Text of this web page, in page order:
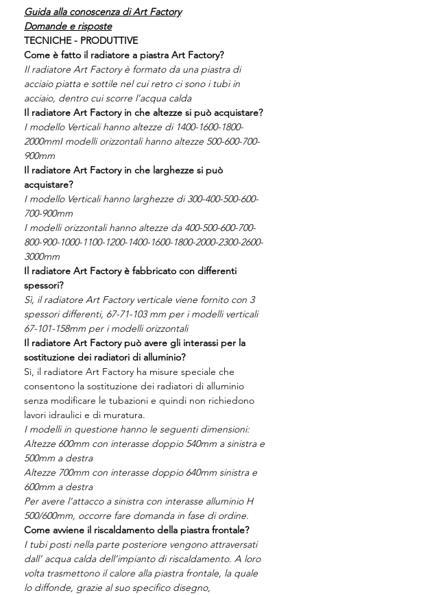
Guida alla conoscenza di Art Factory
Domande e risposte
TECNICHE - PRODUTTIVE
Come è fatto il radiatore a piastra Art Factory?
Il radiatore Art Factory è formato da una piastra di
acciaio piatta e sottile nel cui retro ci sono i tubi in
acciaio, dentro cui scorre l’acqua calda
Il radiatore Art Factory in che altezze si può acquistare?
I modello Verticali hanno altezze di 1400-1600-1800-
2000mmI modelli orizzontali hanno altezze 500-600-700-
900mm
Il radiatore Art Factory in che larghezze si può
acquistare?
I modello Verticali hanno larghezze di 300-400-500-600-
700-900mm
I modelli orizzontali hanno altezze da 400-500-600-700-
800-900-1000-1100-1200-1400-1600-1800-2000-2300-2600-
3000mm
Il radiatore Art Factory è fabbricato con differenti
spessori?
Sì, il radiatore Art Factory verticale viene fornito con 3
spessori differenti, 67-71-103 mm per i modelli verticali
67-101-158mm per i modelli orizzontali
Il radiatore Art Factory può avere gli interassi per la
sostituzione dei radiatori di alluminio?
Sì, il radiatore Art Factory ha misure speciale che
consentono la sostituzione dei radiatori di alluminio
senza modificare le tubazioni e quindi non richiedono
lavori idraulici e di muratura.
I modelli in questione hanno le seguenti dimensioni:
Altezze 600mm con interasse doppio 540mm a sinistra e
500mm a destra
Altezze 700mm con interasse doppio 640mm sinistra e
600mm a destra
Per avere l’attacco a sinistra con interasse alluminio H
500/600mm, occorre fare domanda in fase di ordine.
Come avviene il riscaldamento della piastra frontale?
I tubi posti nella parte posteriore vengono attraversati
dall’ acqua calda dell’impianto di riscaldamento. A loro
volta trasmettono il calore alla piastra frontale, la quale
lo diffonde, grazie al suo specifico disegno,